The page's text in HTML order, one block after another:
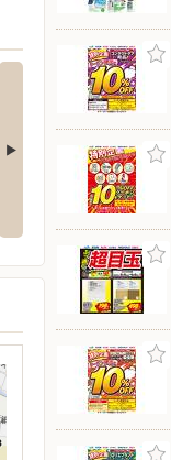
得
特別企画！7つ
中！